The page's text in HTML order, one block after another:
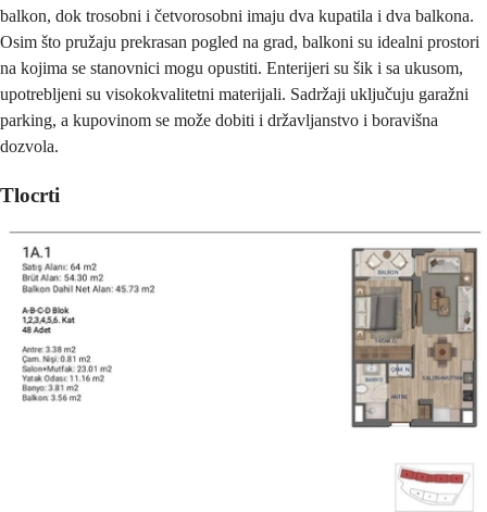
balkon, dok trosobni i četvorosobni imaju dva kupatila i dva balkona.
Osim što pružaju prekrasan pogled na grad, balkoni su idealni prostori
na kojima se stanovnici mogu opustiti. Enterijeri su šik i sa ukusom,
upotrebljeni su visokokvalitetni materijali. Sadržaji uključuju garažni
parking, a kupovinom se može dobiti i državljanstvo i boravišna
dozvola.
Tlocrti